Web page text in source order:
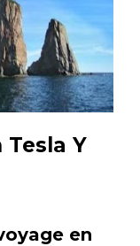
Tesla Y
en